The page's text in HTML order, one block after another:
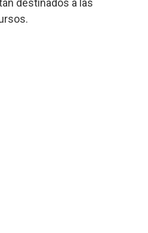
destinados a las